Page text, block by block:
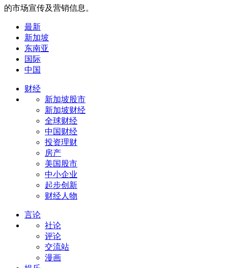
的市场宣传及营销信息。
最新
新加坡
东南亚
国际
中国
财经
新加坡股市
新加坡财经
全球财经
中国财经
投资理财
房产
美国股市
中小企业
起步创新
财经人物
言论
社论
评论
交流站
漫画